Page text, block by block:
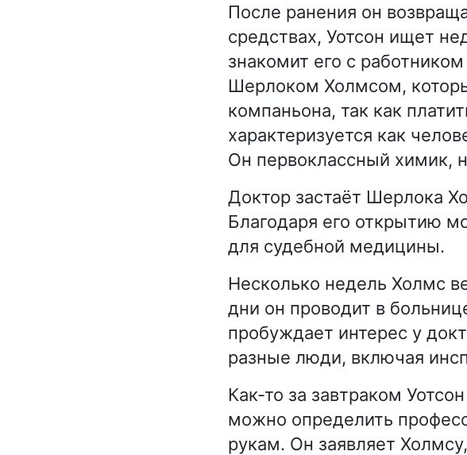
После ранения он
средствах, Уотсон ищет
знакомит его с
Шерлоком Холмсом,
компаньона, так как
характеризуется как
Он первоклассный химик,
Доктор застаёт Шерлока
Благодаря его открытию
для судебной медицины.
Несколько недель Холмс
дни он проводит в
пробуждает интерес у
разные люди, включая
Как-то за завтраком
можно определить
рукам. Он заявляет